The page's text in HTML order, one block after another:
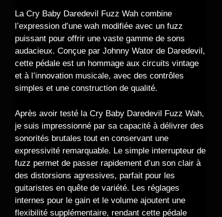
La Cry Baby Daredevil Fuzz Wah combine
l’expression d’une wah modifiée avec un fuzz
puissant pour offrir une vaste gamme de sons
audacieux. Conçue par Johnny Wator de Daredevil,
cette pédale est un hommage aux circuits vintage
et à l’innovation musicale, avec des contrôles
simples et une construction de qualité.
Après avoir testé la Cry Baby Daredevil Fuzz Wah,
je suis impressionné par sa capacité à délivrer des
sonorités brutales tout en conservant une
expressivité remarquable. Le simple interrupteur de
fuzz permet de passer rapidement d’un son clair à
des distorsions agressives, parfait pour les
guitaristes en quête de variété. Les réglages
internes pour le gain et le volume ajoutent une
flexibilité supplémentaire, rendant cette pédale